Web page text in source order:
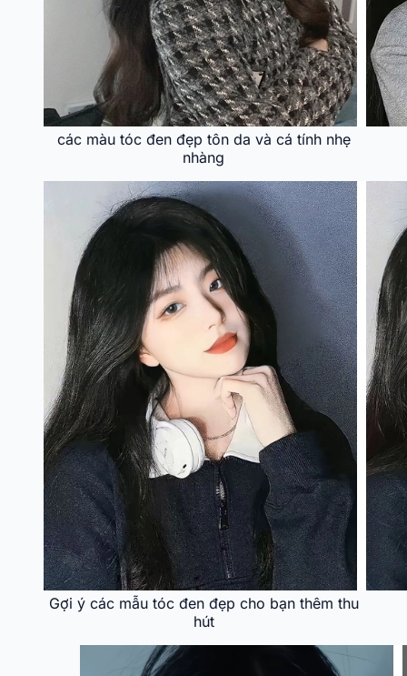
các màu tóc đen đẹp tôn da và cá tính nhẹ
nhàng
Gợi ý các mẫu tóc đen đẹp cho bạn thêm thu
hút